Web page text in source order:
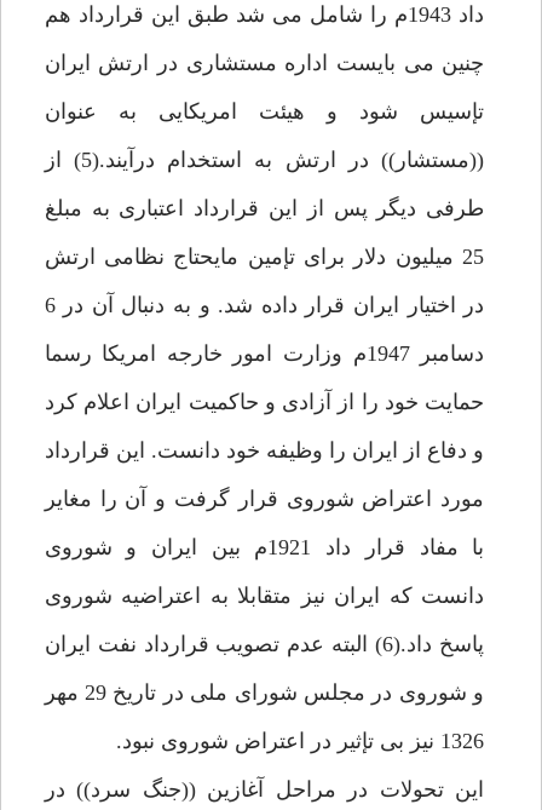
داد 1943م را شامل مى شد طبق اين قرارداد هم
چنين مى بايست اداره مستشارى در ارتش ايران
تإسيس شود و هيئت امريكايى به عنوان
((مستشار)) در ارتش به استخدام درآيند.(5) از
طرفى ديگر پس از اين قرارداد اعتبارى به مبلغ
25 ميليون دلار براى تإمين مايحتاج نظامى ارتش
در اختيار ايران قرار داده شد. و به دنبال آن در 6
دسامبر 1947م وزارت امور خارجه امريكا رسما
حمايت خود را از آزادى و حاكميت ايران اعلام كرد
و دفاع از ايران را وظيفه خود دانست. اين قرارداد
مورد اعتراض شوروى قرار گرفت و آن را مغاير
با مفاد قرار داد 1921م بين ايران و شوروى
دانست كه ايران نيز متقابلا به اعتراضيه شوروى
پاسخ داد.(6) البته عدم تصويب قرارداد نفت ايران
و شوروى در مجلس شوراى ملى در تاريخ 29 مهر
1326 نيز بى تإثير در اعتراض شوروى نبود.
اين تحولات در مراحل آغازين ((جنگ سرد)) در